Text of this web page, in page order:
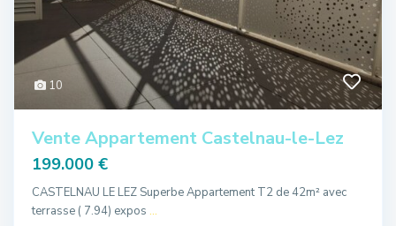
10
Vente Appartement Castelnau-le-Lez
199.000 €
CASTELNAU LE LEZ Superbe Appartement T2 de 42m² avec
terrasse ( 7.94) expos ...